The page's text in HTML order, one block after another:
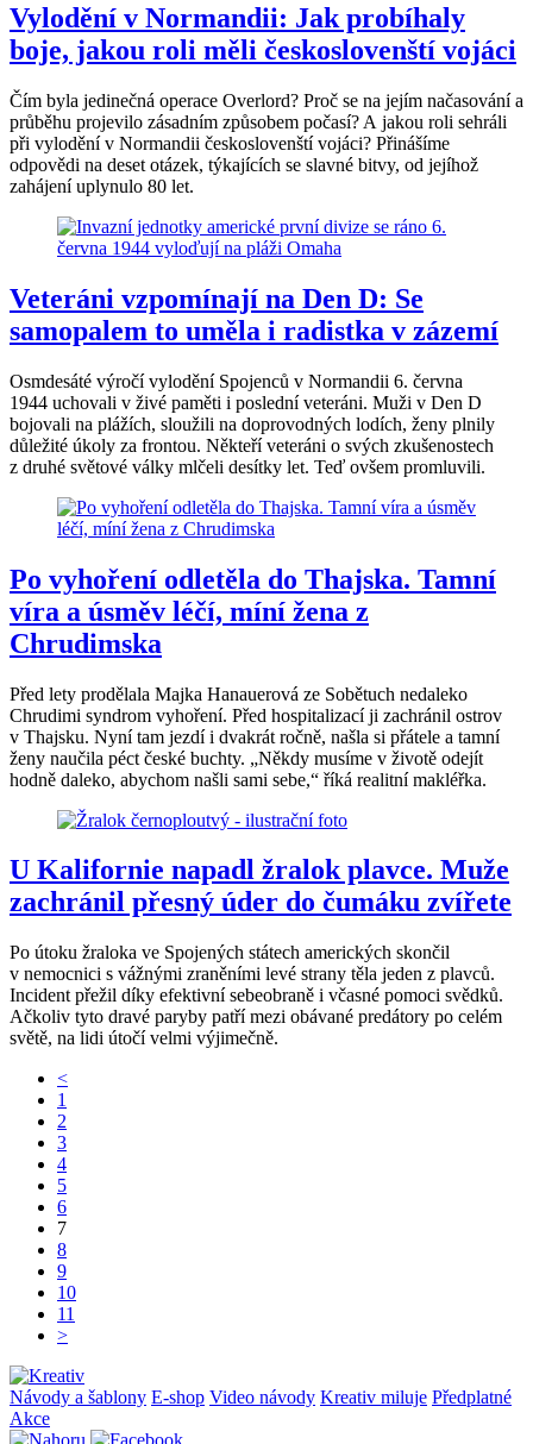
Vylodění v Normandii: Jak probíhaly
boje, jakou roli měli českoslovenští vojáci
Čím byla jedinečná operace Overlord? Proč se na jejím načasování a
průběhu projevilo zásadním způsobem počasí? A jakou roli sehráli
při vylodění v Normandii českoslovenští vojáci? Přinášíme
odpovědi na deset otázek, týkajících se slavné bitvy, od jejíhož
zahájení uplynulo 80 let.
Veteráni vzpomínají na Den D: Se
samopalem to uměla i radistka v zázemí
Osmdesáté výročí vylodění Spojenců v Normandii 6. června
1944 uchovali v živé paměti i poslední veteráni. Muži v Den D
bojovali na plážích, sloužili na doprovodných lodích, ženy plnily
důležité úkoly za frontou. Někteří veteráni o svých zkušenostech
z druhé světové války mlčeli desítky let. Teď ovšem promluvili.
Po vyhoření odletěla do Thajska. Tamní
víra a úsměv léčí, míní žena z
Chrudimska
Před lety prodělala Majka Hanauerová ze Sobětuch nedaleko
Chrudimi syndrom vyhoření. Před hospitalizací ji zachránil ostrov
v Thajsku. Nyní tam jezdí i dvakrát ročně, našla si přátele a tamní
ženy naučila péct české buchty. „Někdy musíme v životě odejít
hodně daleko, abychom našli sami sebe,“ říká realitní makléřka.
U Kalifornie napadl žralok plavce. Muže
zachránil přesný úder do čumáku zvířete
Po útoku žraloka ve Spojených státech amerických skončil
v nemocnici s vážnými zraněními levé strany těla jeden z plavců.
Incident přežil díky efektivní sebeobraně i včasné pomoci svědků.
Ačkoliv tyto dravé paryby patří mezi obávané predátory po celém
světě, na lidi útočí velmi výjimečně.
<
1
2
3
4
5
6
7
8
9
10
11
>
Návody a šablony E-shop Video návody Kreativ miluje Předplatné
Akce